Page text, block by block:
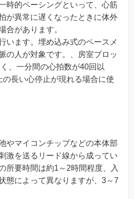
時的ペーシングといって、心筋
が異常に遅くなったときに体外
合があります。
います。埋め込み式のペースメ
の人が対象です。、房室ブロッ
、一分間の心拍数が40回以
長い心停止が現れる場合に使
やマイコンチップなどの本体部
激を送るリード線から成ってい
所要時間は約1～2時間程度、入
態によって異なりますが、3～7